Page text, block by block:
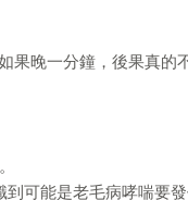
果晚一分鐘，後果真的
可能是老毛病哮喘要